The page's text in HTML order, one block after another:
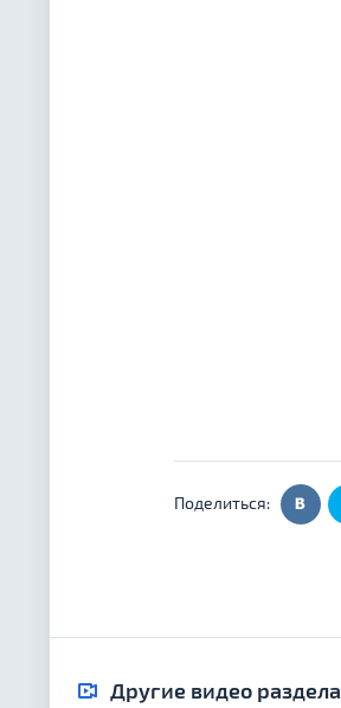
Поделиться:
Другие видео раздела